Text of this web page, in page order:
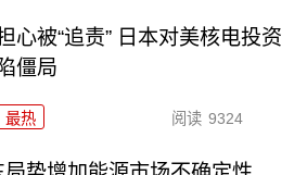
心被“追责” 日本对美核电投资
陷僵局
最热 阅读 9324